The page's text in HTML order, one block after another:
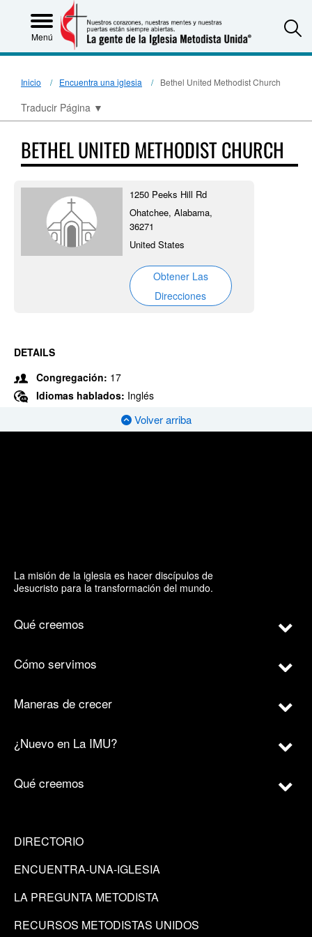
Menú
Inicio Encuentra una iglesia Bethel United Methodist Church
Traducir Página ▼
BETHEL UNITED METHODIST CHURCH
1250 Peeks Hill Rd
Ohatchee, Alabama,
36271
United States
Obtener Las
Direcciones
DETAILS
Congregación: 17
Idiomas hablados: Inglés
Volver arriba
La misión de la iglesia es hacer discípulos de
Jesucristo para la transformación del mundo.
Qué creemos
Cómo servimos
Maneras de crecer
¿Nuevo en La IMU?
Qué creemos
DIRECTORIO
ENCUENTRA-UNA-IGLESIA
LA PREGUNTA METODISTA
RECURSOS METODISTAS UNIDOS